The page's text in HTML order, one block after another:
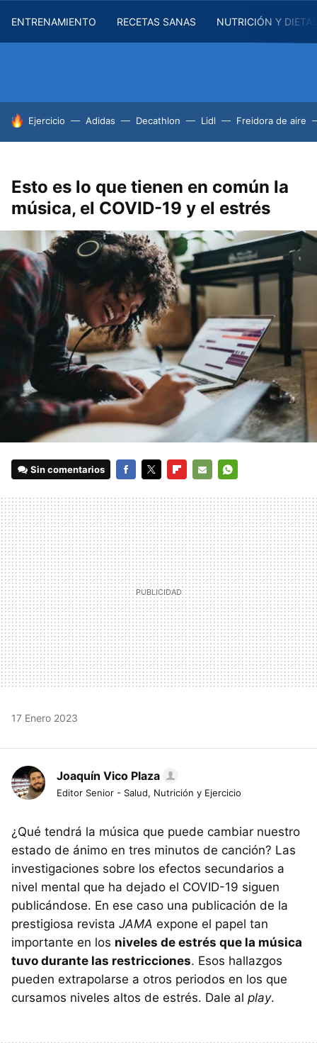
ENTRENAMIENTO RECETAS SANAS NUTRICIÓN Y
HOY SE HABLA DE
Ejercicio Adidas Decathlon Lidl Freidora de aire
Esto es lo que tienen en común la
música, el COVID-19 y el estrés
Sin comentarios
MAIL
17 Enero 2023
Joaquín Vico Plaza
Editor Senior - Salud, Nutrición y Ejercicio
¿Qué tendrá la música que puede cambiar nuestro
estado de ánimo en tres minutos de canción? Las
investigaciones sobre los efectos secundarios a
nivel mental que ha dejado el COVID-19 siguen
publicándose. En ese caso una publicación de la
prestigiosa revista JAMA expone el papel tan
importante en los niveles de estrés que la música
tuvo durante las restricciones. Esos hallazgos
pueden extrapolarse a otros periodos en los que
cursamos niveles altos de estrés. Dale al play.